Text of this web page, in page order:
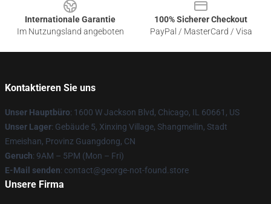
Internationale Garantie
Im Nutzungsland angeboten
100% Sicherer Checkout
PayPal / MasterCard / Visa
Kontaktieren Sie uns
Unser Hauptbüro: 1600 W Jackson Blvd, Chicago, IL 60661, US
Unser Lager: Gebäude 5, Xinxing Village, Shangmeilin, Stadt
Emeishan, Provinz Guangdong, CN
Geruch: 9AM – 5PM (Mon – Fri)
E-Mail senden: contact@george-not-found.store
Unsere Firma